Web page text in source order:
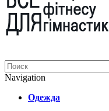
Navigation
Одежда